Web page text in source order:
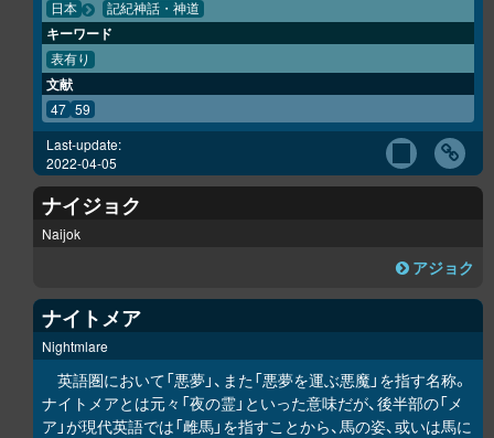
日本 記紀神話・神道
キーワード
表有り
文献
47 59
Last-update:
2022-04-05
ナイジョク
Naijok
アジョク
ナイトメア
Nightmlare
英語圏において「悪夢」、また「悪夢を運ぶ悪魔」を指す名称。
ナイトメアとは元々「夜の霊」といった意味だが、後半部の「メ
ア」が現代英語では「雌馬」を指すことから、馬の姿、或いは馬に